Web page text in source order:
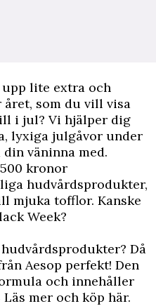
lite extra och
som du vill visa
i jul? Vi hjälper dig
lyxiga julgåvor under
väninna med.
kronor
hudvårdsprodukter,
mjuka tofflor. Kanske
Week?
Då
Aesop perfekt! Den
och innehåller
Läs mer och köp här.